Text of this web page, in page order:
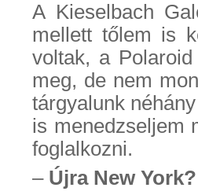
A Kieselbach
mellett tőlem is
voltak, a
meg, de nem
tárgyalunk
is menedzseljem
foglalkozni.
– Újra New York?